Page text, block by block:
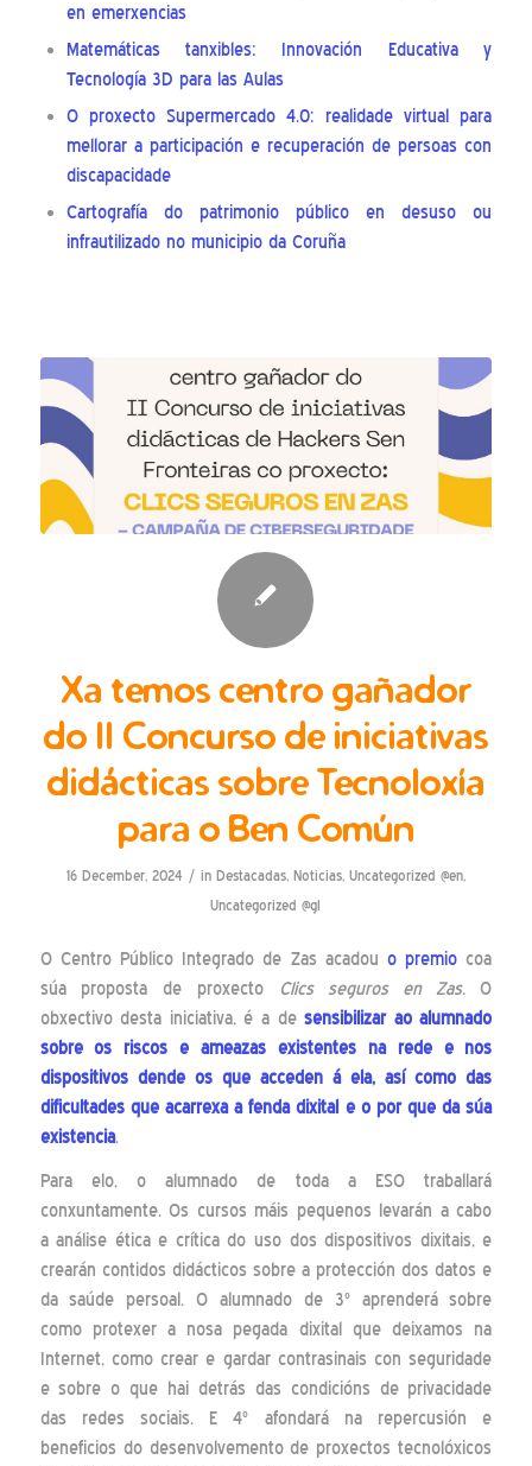
en emerxencias
Matemáticas tanxibles: Innovación Educativa y
Tecnología 3D para las Aulas
O proxecto Supermercado 4.0: realidade virtual para
mellorar a participación e recuperación de persoas con
discapacidade
Cartografía do patrimonio público en desuso ou
infrautilizado no municipio da Coruña
Xa temos centro gañador
do II Concurso de iniciativas
didácticas sobre Tecnoloxía
para o Ben Común
16 December, 2024 / in Destacadas, Noticias, Uncategorized @en,
Uncategorized @gl
O Centro Público Integrado de Zas acadou o premio coa
súa proposta de proxecto
Clics seguros en Zas. O
obxectivo desta iniciativa, é a desensibilizar ao alumnado
sobre os riscos e ameazas existentes na rede e nos
dispositivos dende os que acceden á ela, así como das
dificultades que acarrexa a fenda dixital e o por que da súa
existencia.
Para elo, o alumnado de toda a ESO traballará
conxuntamente. Os cursos máis pequenos levarán a cabo
a análise ética e crítica do uso dos dispositivos dixitais, e
crearán contidos didácticos sobre a protección dos datos e
da saúde persoal. O alumnado de 3º aprenderá sobre
como protexer a nosa pegada dixital que deixamos na
Internet, como crear e gardar contrasinais con seguridade
e sobre o que hai detrás das condicións de privacidade
das redes sociais. E 4º afondará na repercusión e
beneficios do desenvolvemento de proxectos tecnolóxicos